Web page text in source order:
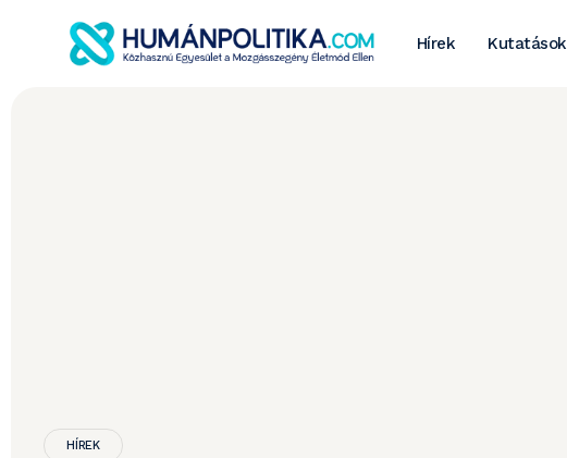
Hírek Kutatások
HÍREK